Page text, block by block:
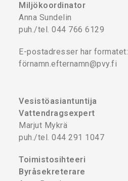
Miljökoordinator
Anna Sundelin
puh./tel. 044 766 6129
E-postadresser har formatet:
förnamn.efternamn@pvy.fi
Vesistöasiantuntija
Vattendragsexpert
Marjut Mykrä
puh./tel. 044 291 1047
Toimistosihteeri
Byråsekreterare